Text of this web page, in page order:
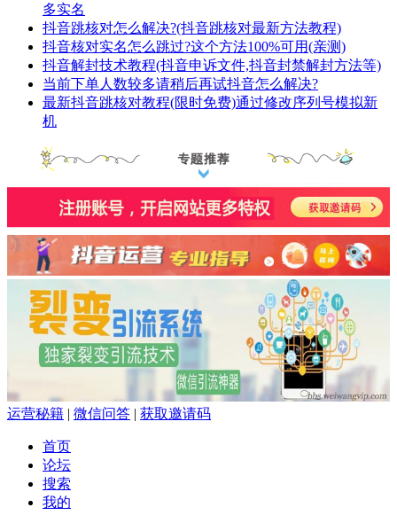
多实名
抖音跳核对怎么解决?(抖音跳核对最新方法教程)
抖音核对实名怎么跳过?这个方法100%可用(亲测)
抖音解封技术教程(抖音申诉文件,抖音封禁解封方法等)
当前下单人数较多请稍后再试抖音怎么解决?
最新抖音跳核对教程(限时免费)通过修改序列号模拟新
机
运营秘籍 | 微信问答 | 获取邀请码
首页
论坛
搜索
我的